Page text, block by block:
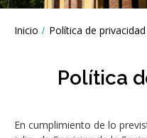
Breadcrumbs
You
Inicio Política de privacidad
Política
En cumplimiento de lo